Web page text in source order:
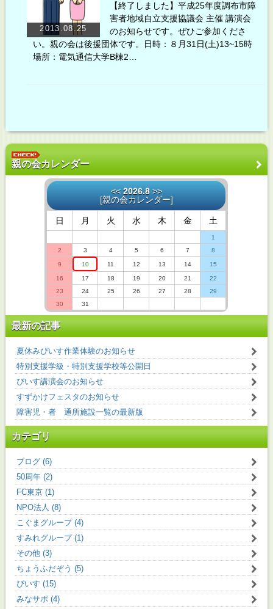
2013.08.25
【終了しました】平成25年度調布市障
害者地域自立支援協議会 主催 講演会
のお知らせです。ぜひご参加くださ
い。親の会は後援団体です。日時：８月31日(土)13~15時
場所：電気通信大学B棟2…
親の会カレンダー
<< 2026.8 >>
[親の会カレンダー]
日 月 火 水 木 金 土
1
2
3 4 5 6 7 8
9 10 11 12 13 14 15
16 17 18 19 20 21
22
23
24 25 26 27 28
29
30
31
最新の記事
夏休みぴいす作業体験のお知らせ
特別支援学級・特別支援学校等公開日
ぴいす講演会のお知らせ
すずかけフェスタのお知らせ
障害児・者 通所施設一覧の最新版
カテゴリ
ブログ (6)
50周年 (2)
FC東京 (1)
NPO法人 (8)
こぐまグループ (4)
すみれグループ (1)
その他 (3)
ちょうふだぞう (5)
ぴいす (15)
みなサポ (4)